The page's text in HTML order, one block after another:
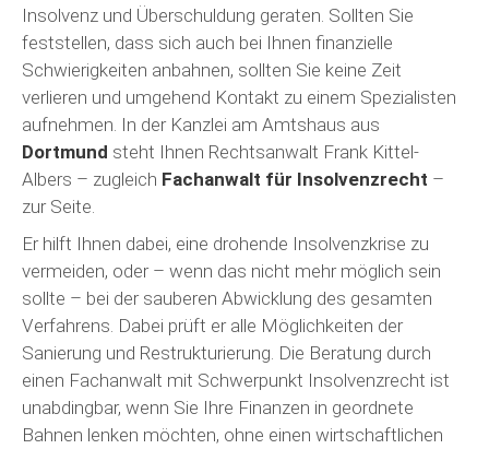
Insolvenz und Überschuldung geraten. Sollten Sie
feststellen, dass sich auch bei Ihnen finanzielle
Schwierigkeiten anbahnen, sollten Sie keine Zeit
verlieren und umgehend Kontakt zu einem Spezialisten
aufnehmen. In der Kanzlei am Amtshaus aus
Dortmund steht Ihnen Rechtsanwalt Frank Kittel-
Albers – zugleich Fachanwalt für Insolvenzrecht –
zur Seite.
Er hilft Ihnen dabei, eine drohende Insolvenzkrise zu
vermeiden, oder – wenn das nicht mehr möglich sein
sollte – bei der sauberen Abwicklung des gesamten
Verfahrens. Dabei prüft er alle Möglichkeiten der
Sanierung und Restrukturierung. Die Beratung durch
einen Fachanwalt mit Schwerpunkt Insolvenzrecht ist
unabdingbar, wenn Sie Ihre Finanzen in geordnete
Bahnen lenken möchten, ohne einen wirtschaftlichen